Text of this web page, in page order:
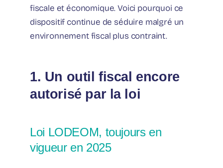
fiscale et économique. Voici pourquoi ce
dispositif continue de séduire malgré un
environnement fiscal plus contraint.
1. Un outil fiscal encore
autorisé par la loi
Loi LODEOM, toujours en
vigueur en 2025